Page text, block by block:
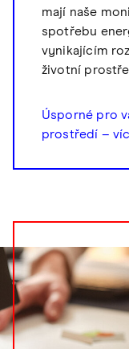
mají naše
spotřebu
vynikajícím
životní
Úsporné pro
prostředí –